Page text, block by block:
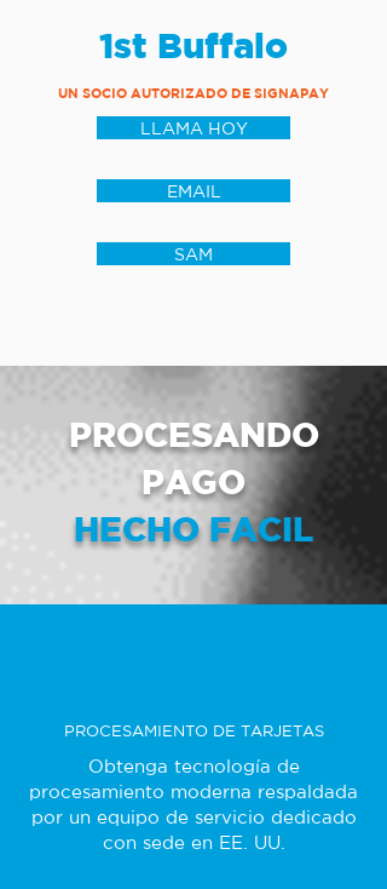
1st Buffalo
UN SOCIO AUTORIZADO DE SIGNAPAY
LLAMA HOY
EMAIL
SAM
PROCESANDO
PAGO
HECHO FACIL
PROCESAMIENTO DE TARJETAS
Obtenga tecnología de
procesamiento moderna respaldada
por un equipo de servicio dedicado
con sede en EE. UU.